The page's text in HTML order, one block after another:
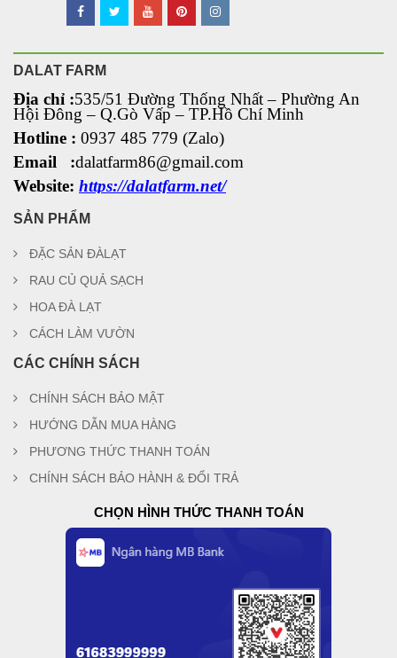
DALAT FARM
Địa chỉ :535/51 Đường Thống Nhất – Phường An
Hội Đông– Q.Gò Vấp – TP.Hồ Chí Minh
Hotline : 0937 485 779 (Zalo)
Email :dalatfarm86@gmail.com
Website: https://dalatfarm.net/
SẢN PHẨM
ĐẶC SẢN ĐÀLẠT
RAU CỦ QUẢ SẠCH
HOA ĐÀ LẠT
CÁCH LÀM VƯỜN
CÁC CHÍNH SÁCH
CHÍNH SÁCH BẢO MẬT
HƯỚNG DẪN MUA HÀNG
PHƯƠNG THỨC THANH TOÁN
CHÍNH SÁCH BẢO HÀNH & ĐỔI TRẢ
CHỌN HÌNH THỨC THANH TOÁN